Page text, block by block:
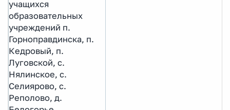
учащихся
образовательных
учреждений п.
Горноправдинска, п.
Кедровый, п.
Луговской, с.
Нялинское, с.
Селиярово, с.
Реполово, д.